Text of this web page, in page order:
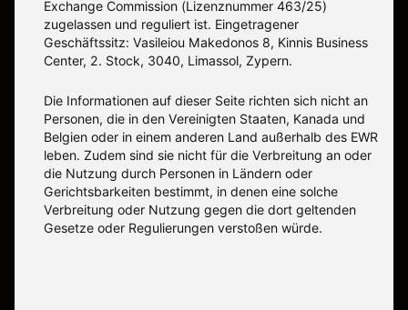
Exchange Commission (Lizenznummer 463/25)
zugelassen und reguliert ist. Eingetragener
Geschäftssitz: Vasileiou Makedonos 8, Kinnis Business
Center, 2. Stock, 3040, Limassol, Zypern.
Die Informationen auf dieser Seite richten sich nicht an
Personen, die in den Vereinigten Staaten, Kanada und
Belgien oder in einem anderen Land außerhalb des EWR
leben. Zudem sind sie nicht für die Verbreitung an oder
die Nutzung durch Personen in Ländern oder
Gerichtsbarkeiten bestimmt, in denen eine solche
Verbreitung oder Nutzung gegen die dort geltenden
Gesetze oder Regulierungen verstoßen würde.